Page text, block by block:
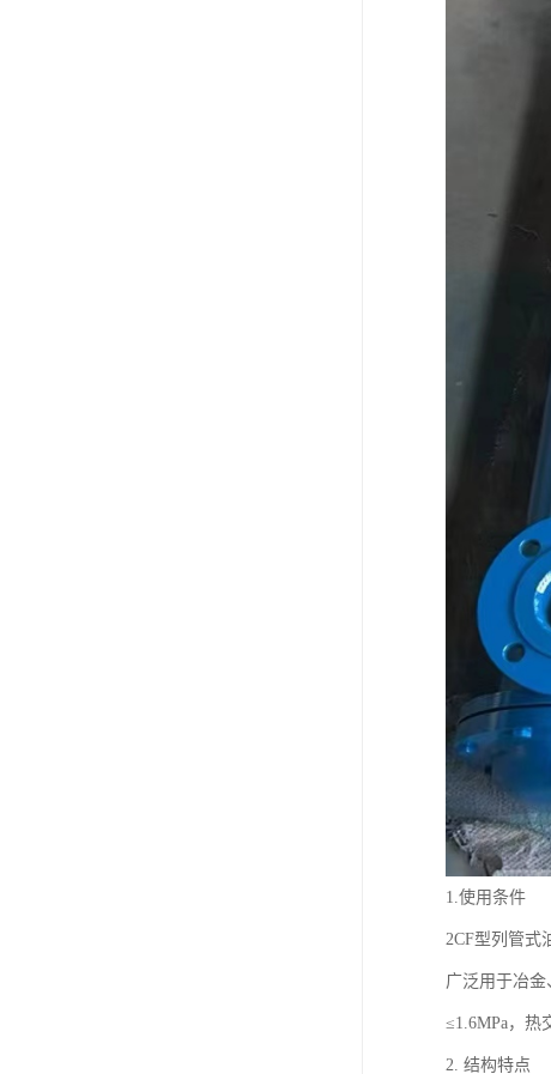
1.使用条件
2CF型列管式
广泛用于冶
≤1.6MPa，热
2. 结构特点